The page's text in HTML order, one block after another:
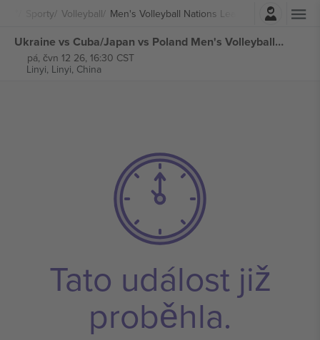
Sporty Volleyball Men's Volleyball Nations League
Přihlásit se
Ukraine vs Cuba/Japan vs Poland Men's Volleyball Nations League vstupenek
pá, čvn 12 26, 16:30 CST
Linyi, Linyi, China
Tato událost již
proběhla.